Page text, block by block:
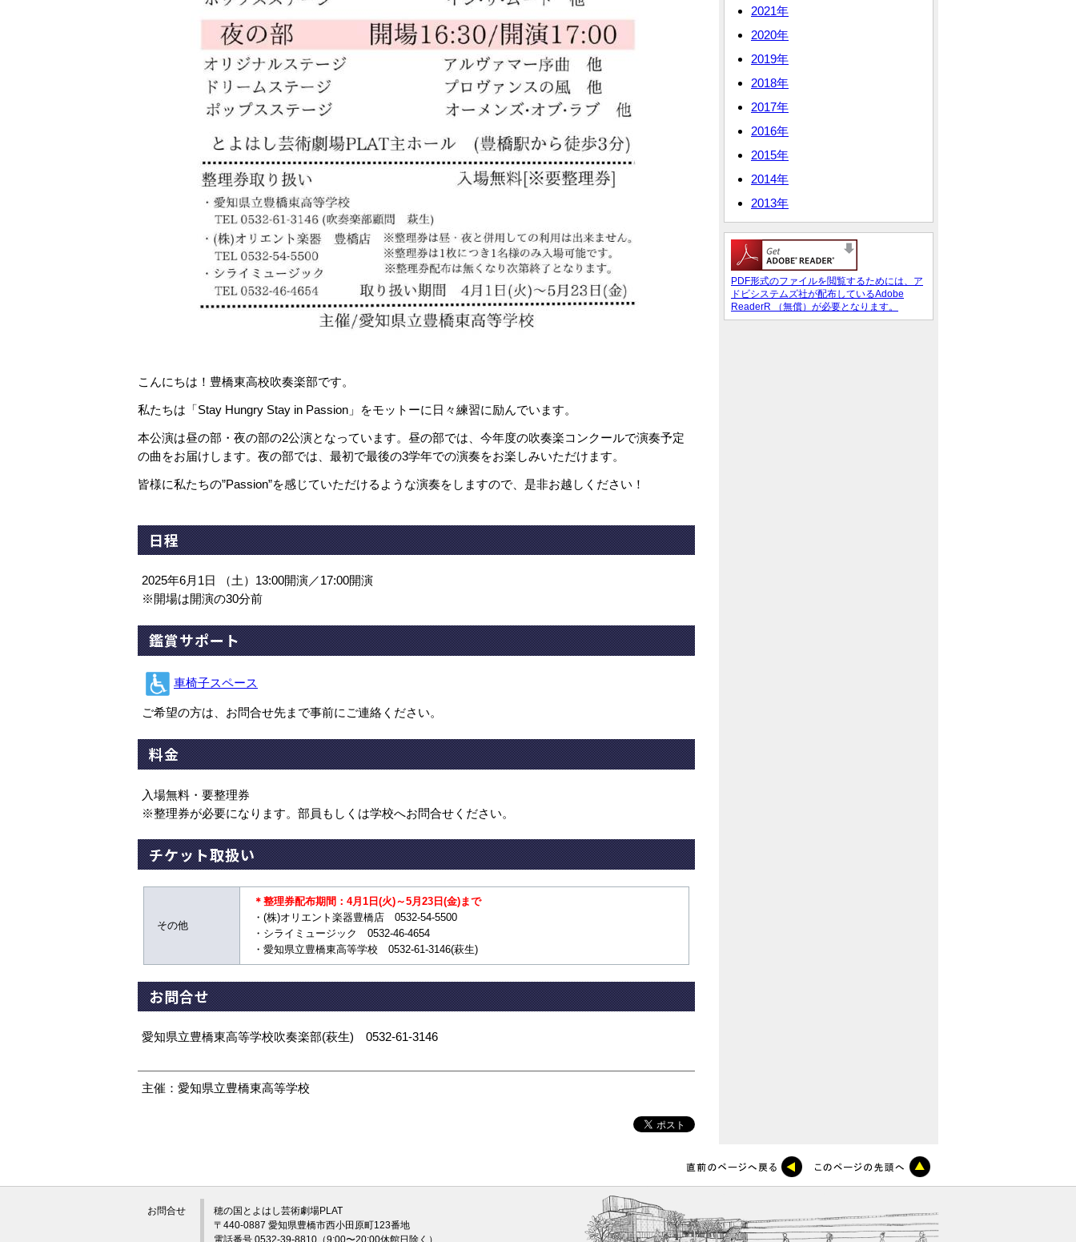
こんにちは！豊橋東高校吹奏楽部です。
私たちは「Stay Hungry Stay in Passion」をモットーに日々練習に励んでいます。
本公演は昼の部・夜の部の2公演となっています。昼の部では、今年度の吹奏楽コンクールで演奏予定
の曲をお届けします。夜の部では、最初で最後の3学年での演奏をお楽しみいただけます。
皆様に私たちの”Passion”を感じていただけるような演奏をしますので、是非お越しください！
日程
2025年6月1日 （土）13:00開演／17:00開演
※開場は開演の30分前
鑑賞サポート
車椅子スペース
ご希望の方は、お問合せ先まで事前にご連絡ください。
料金
入場無料・要整理券
※整理券が必要になります。部員もしくは学校へお問合せください。
チケット取扱い
その他
＊整理券配布期間：4月1日(火)～5月23日(金)まで
・(株)オリエント楽器豊橋店 0532-54-5500
・シライミュージック 0532-46-4654
・愛知県立豊橋東高等学校 0532-61-3146(萩生)
お問合せ
愛知県立豊橋東高等学校吹奏楽部(萩生) 0532-61-3146
主催：愛知県立豊橋東高等学校
2021年
2020年
2019年
2018年
2017年
2016年
2015年
2014年
2013年
PDF形式のファイルを閲覧するためには、ア
ドビシステムズ社が配布しているAdobe
ReaderR （無償）が必要となります。
お問合せ
穂の国とよはし芸術劇場PLAT
〒440-0887 愛知県豊橋市西小田原町123番地
電話番号 0532-39-8810（9:00〜20:00休館日除く）